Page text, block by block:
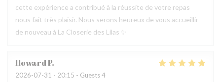
cette expérience a contribué à la réussite de votre repas
nous fait très plaisir. Nous serons heureux de vous accueillir
de nouveau à La Closerie des Lilas ✨
HowardP
2026-07-31 - 20:15 - Guests 4